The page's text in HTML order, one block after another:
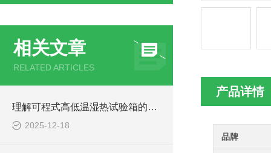
相关文章
RELATED ARTICLES
理解可程式高低温湿热试验箱的系统构成与保养理念
2025-12-18
产品详情
品牌